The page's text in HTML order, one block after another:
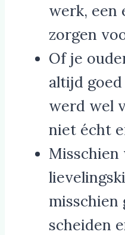
werk, een
zorgen
Of je
altijd
werd wel
niet écht
Misschien
misschien
scheiden